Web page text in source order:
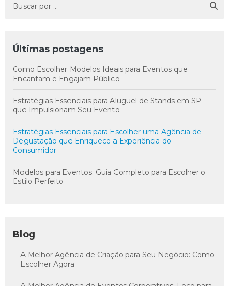
Últimas postagens
Como Escolher Modelos Ideais para Eventos que
Encantam e Engajam Público
Estratégias Essenciais para Aluguel de Stands em SP
que Impulsionam Seu Evento
Estratégias Essenciais para Escolher uma Agência de
Degustação que Enriquece a Experiência do
Consumidor
Modelos para Eventos: Guia Completo para Escolher o
Estilo Perfeito
Blog
A Melhor Agência de Criação para Seu Negócio: Como
Escolher Agora